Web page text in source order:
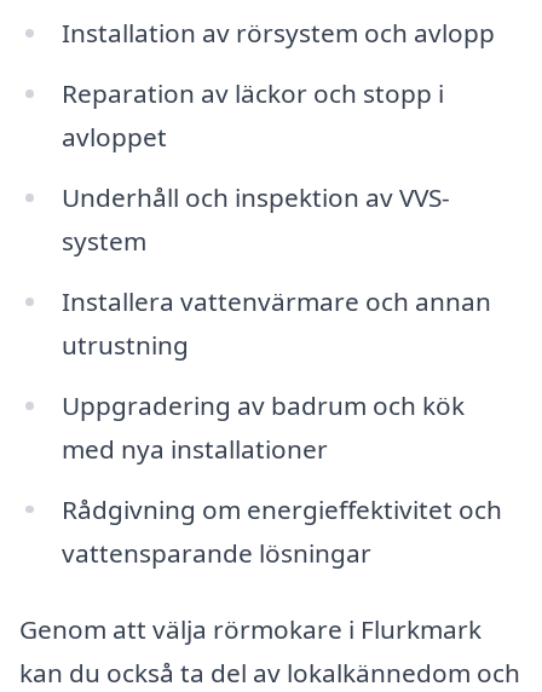
Installation av rörsystem och avlopp
Reparation av läckor och stopp i
avloppet
Underhåll och inspektion av VVS-
system
Installera vattenvärmare och annan
utrustning
Uppgradering av badrum och kök
med nya installationer
Rådgivning om energieffektivitet och
vattensparande lösningar
Genom att välja rörmokare i Flurkmark
kan du också ta del av lokalkännedom och